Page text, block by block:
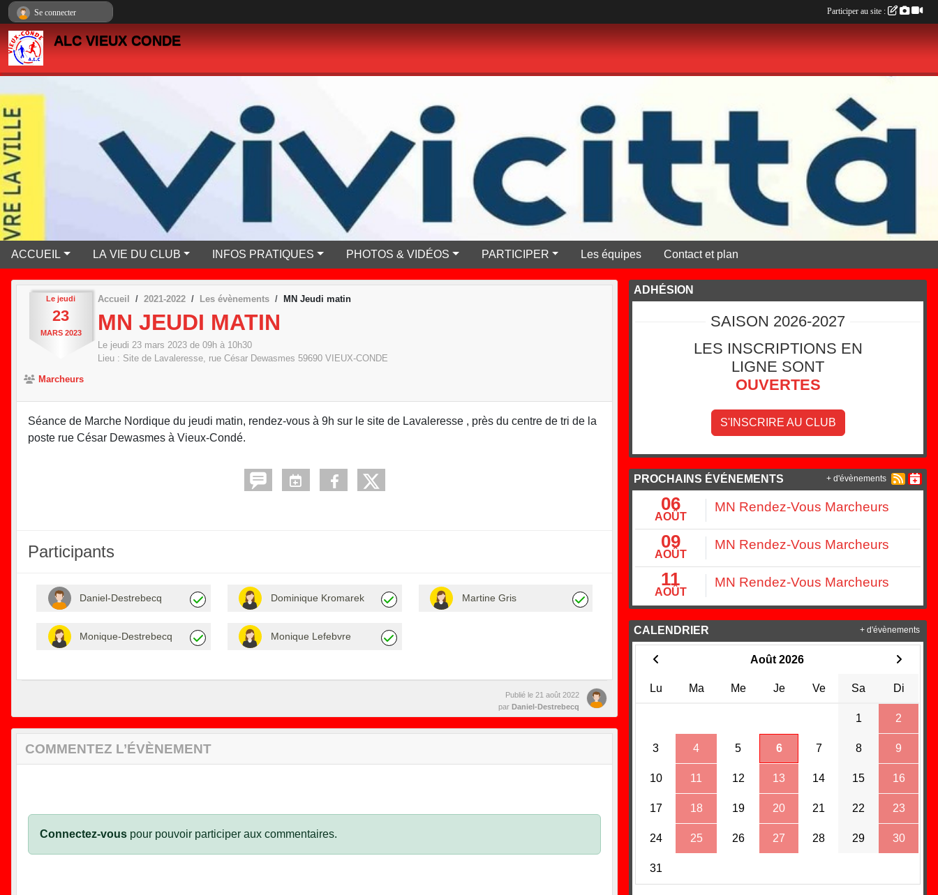
ALC VIEUX CONDE
ACCUEIL LA VIE DU CLUB INFOS PRATIQUES PHOTOS & VIDÉOS PARTICIPER Les équipes Contact et plan
Le jeudi
23
MARS 2023
Accueil 2021-2022 Les évènements MN Jeudi matin
MN JEUDI MATIN
Le jeudi 23 mars 2023 de 09h à 10h30
Lieu : Site de Lavaleresse, rue César Dewasmes 59690 VIEUX-CONDE
Marcheurs
Séance de Marche Nordique du jeudi matin, rendez-vous à 9h sur le site de Lavaleresse , près du centre de tri de la
poste rue César Dewasmes à Vieux-Condé.
Participants
Daniel-Destrebecq Dominique Kromarek Martine Gris
Monique-Destrebecq Monique Lefebvre
Publié le 21 août 2022
par Daniel-Destrebecq
COMMENTEZ L’ÉVÈNEMENT
Connectez-vous pour pouvoir participer aux commentaires.
ADHÉSION
SAISON 2026-2027
LES INSCRIPTIONS EN
LIGNE SONT
OUVERTES
S'INSCRIRE AU CLUB
PROCHAINS ÉVÉNEMENTS
06
AOÛT
MN Rendez-Vous Marcheurs
09
AOÛT
MN Rendez-Vous Marcheurs
11
AOÛT
MN Rendez-Vous Marcheurs
+ d'évènements
CALENDRIER
Août 2026
Lu Ma Me Je Ve Sa Di
1 2
3 4 5 6 7 8 9
10 11 12 13 14 15 16
17 18 19 20 21 22 23
24 25 26 27 28 29 30
31
+ d'évènements
Se connecter Participer au site :
Panneau de gestion des cookies